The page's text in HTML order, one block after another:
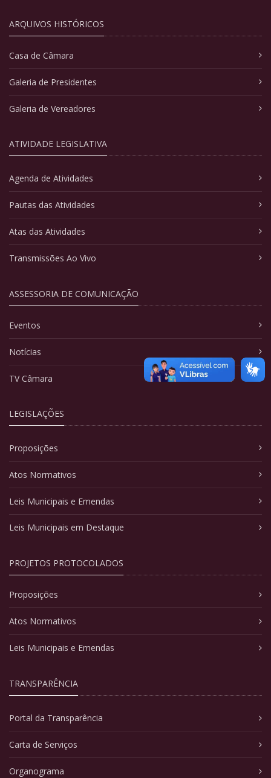
ARQUIVOS HISTÓRICOS
Casa de Câmara
Galeria de Presidentes
Galeria de Vereadores
ATIVIDADE LEGISLATIVA
Agenda de Atividades
Pautas das Atividades
Atas das Atividades
Transmissões Ao Vivo
ASSESSORIA DE COMUNICAÇÃO
Eventos
Notícias
TV Câmara
LEGISLAÇÕES
Proposições
Atos Normativos
Leis Municipais e Emendas
Leis Municipais em Destaque
PROJETOS PROTOCOLADOS
Proposições
Atos Normativos
Leis Municipais e Emendas
TRANSPARÊNCIA
Portal da Transparência
Carta de Serviços
Organograma